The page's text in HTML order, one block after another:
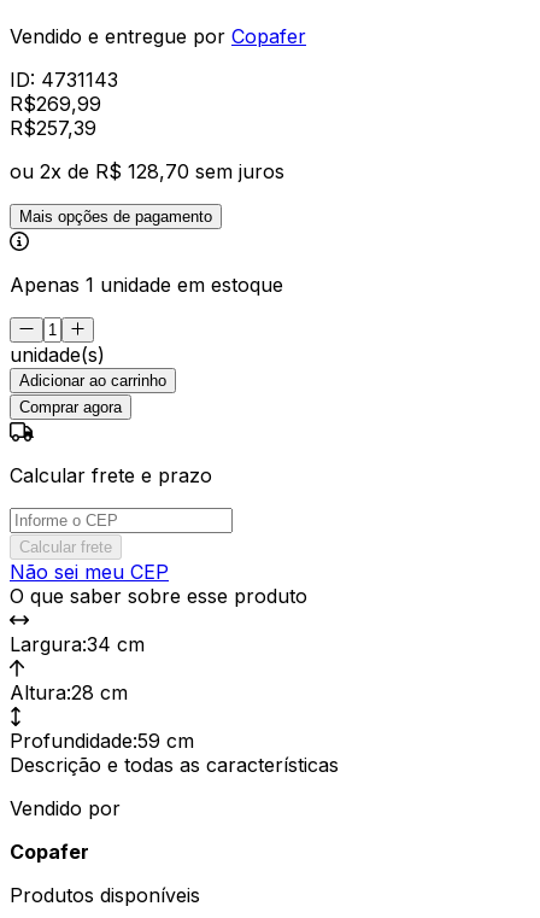
Vendido e entregue por Copafer
ID: 4731143
R$269,99
R$257,39
ou 2x de R$ 128,70 sem juros
Mais opções de pagamento
Apenas 1 unidade em estoque
unidade(s)
Adicionar ao carrinho
Comprar agora
Calcular frete e prazo
Calcular frete
Não sei meu CEP
O que saber sobre esse produto
Largura:34 cm
Altura:28 cm
Profundidade:59 cm
Descrição e todas as características
Vendido por
Copafer
Produtos disponíveis